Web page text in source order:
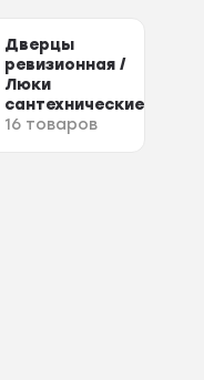
Дверцы
ревизионная /
Люки
сантехнические
16 товаров